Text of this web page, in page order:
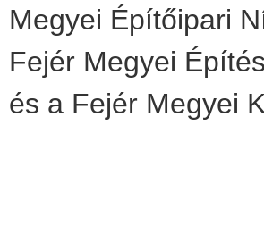
Megyei Építőipari
Fejér Megyei
és a Fejér Megyei